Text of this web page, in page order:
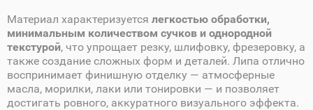
Материал характеризуется легкостью обработки,
минимальным количеством сучков и однородной
текстурой, что упрощает резку, шлифовку, фрезеровку, а
также создание сложных форм и деталей. Липа отлично
воспринимает финишную отделку — атмосферные
масла, морилки, лаки или тонировки — и позволяет
достигать ровного, аккуратного визуального эффекта.